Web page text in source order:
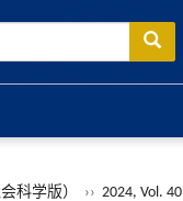
科学版） ›› 2024, Vol. 40